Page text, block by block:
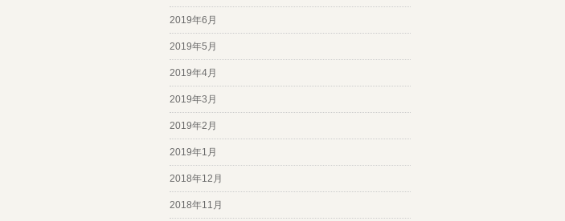
2019年6月
2019年5月
2019年4月
2019年3月
2019年2月
2019年1月
2018年12月
2018年11月